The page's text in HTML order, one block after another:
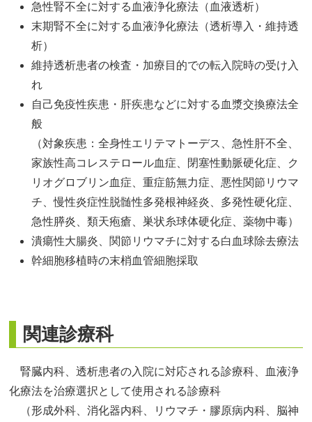
急性腎不全に対する血液浄化療法（血液透析）
末期腎不全に対する血液浄化療法（透析導入・維持透
析）
維持透析患者の検査・加療目的での転入院時の受け入
れ
自己免疫性疾患・肝疾患などに対する血漿交換療法全
般
（対象疾患：全身性エリテマトーデス、急性肝不全、
家族性高コレステロール血症、閉塞性動脈硬化症、ク
リオグロブリン血症、重症筋無力症、悪性関節リウマ
チ、慢性炎症性脱髄性多発根神経炎、多発性硬化症、
急性膵炎、類天疱瘡、巣状糸球体硬化症、薬物中毒）
潰瘍性大腸炎、関節リウマチに対する白血球除去療法
幹細胞移植時の末梢血管細胞採取
関連診療科
腎臓内科、透析患者の入院に対応される診療科、血液浄
化療法を治療選択として使用される診療科
（形成外科、消化器内科、リウマチ・膠原病内科、脳神